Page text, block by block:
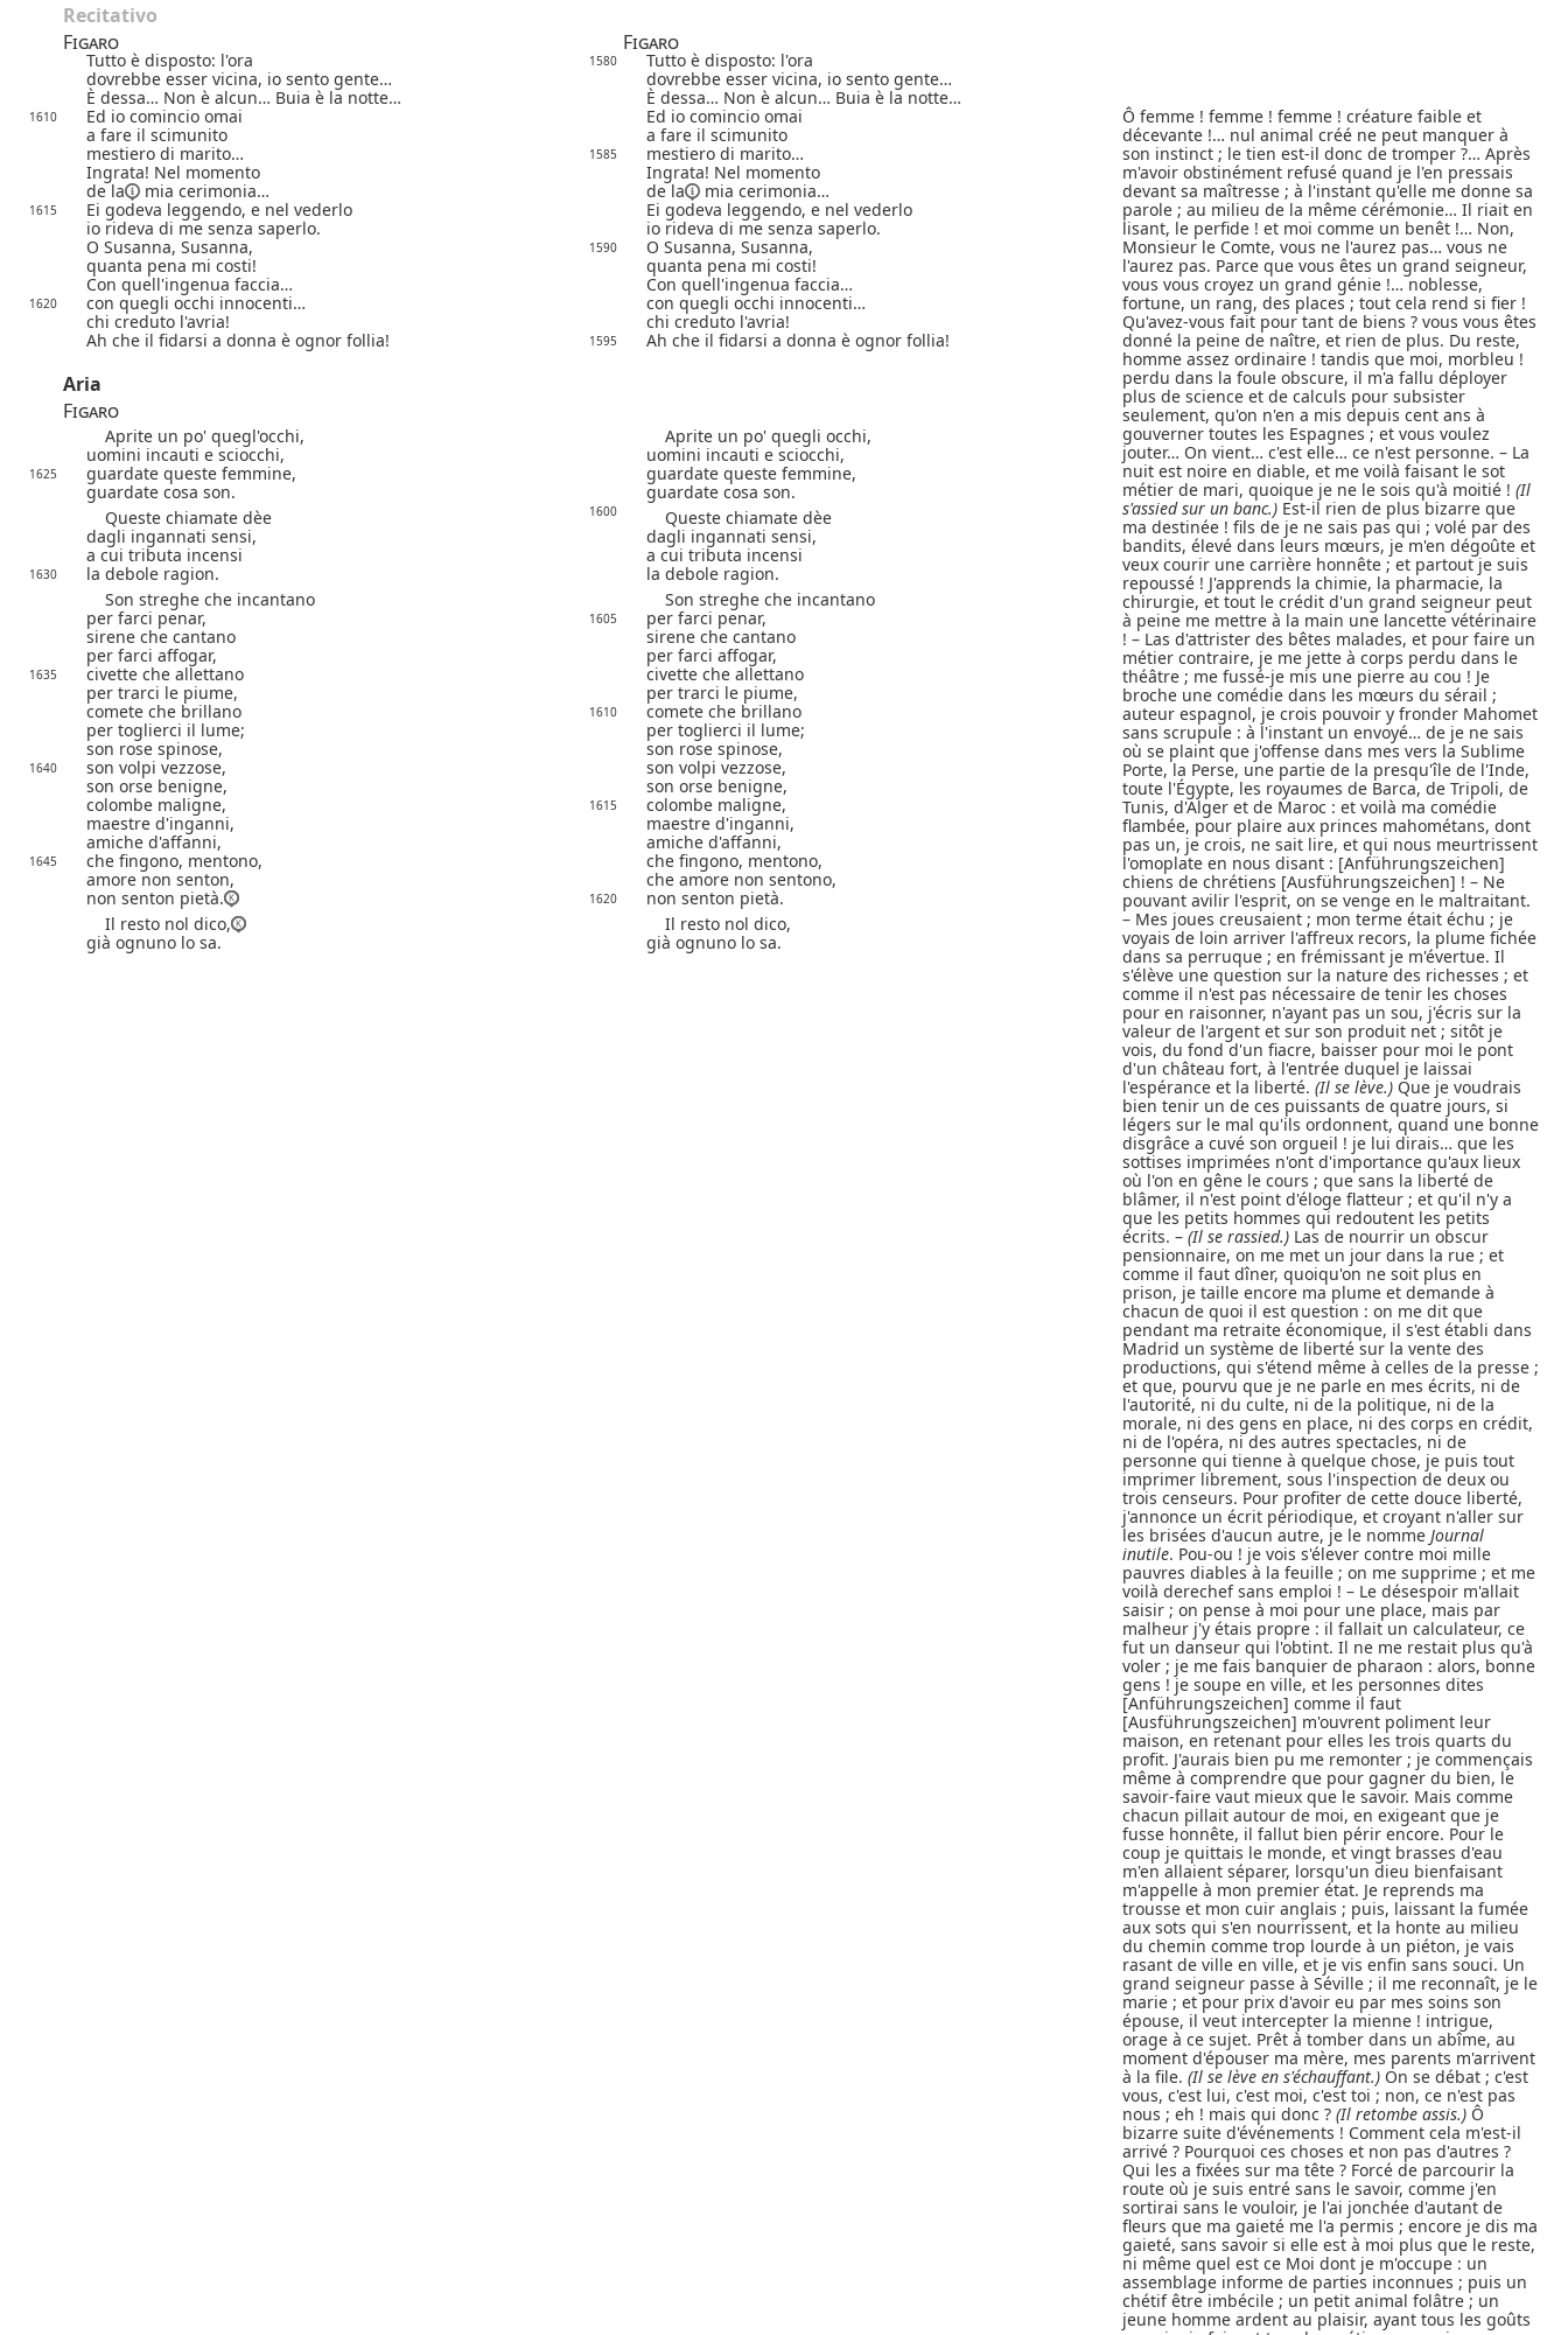
Recitativo
Figaro
Figaro
Tutto è disposto: l'ora 1580
Tutto è disposto: l'ora
dovrebbe esser vicina, io sento gente…
dovrebbe esser vicina, io sento gente…
È dessa… Non è alcun… Buia è la notte…
È dessa… Non è alcun… Buia è la notte…
1610 Ed io comincio omai Ed io comincio omai
Ô femme ! femme ! femme ! créature faible et
décevante !… nul animal créé ne peut manquer à
son instinct ; le tien est-il donc de tromper ?… Après
m'avoir obstinément refusé quand je l'en pressais
devant sa maîtresse ; à l'instant qu'elle me donne sa
parole ; au milieu de la même cérémonie… Il riait en
lisant, le perfide ! et moi comme un benêt !… Non,
Monsieur le Comte, vous ne l'aurez pas… vous ne
l'aurez pas. Parce que vous êtes un grand seigneur,
vous vous croyez un grand génie !… noblesse,
fortune, un rang, des places ; tout cela rend si fier !
Qu'avez-vous fait pour tant de biens ? vous vous êtes
donné la peine de naître, et rien de plus. Du reste,
homme assez ordinaire ! tandis que moi, morbleu !
perdu dans la foule obscure, il m'a fallu déployer
plus de science et de calculs pour subsister
seulement, qu'on n'en a mis depuis cent ans à
gouverner toutes les Espagnes ; et vous voulez
jouter… On vient… c'est elle… ce n'est personne. – La
nuit est noire en diable, et me voilà faisant le sot
métier de mari, quoique je ne le sois qu'à moitié ! (Il
s'assied sur un banc.) Est-il rien de plus bizarre que
ma destinée ! fils de je ne sais pas qui ; volé par des
bandits, élevé dans leurs mœurs, je m'en dégoûte et
veux courir une carrière honnête ; et partout je suis
repoussé ! J'apprends la chimie, la pharmacie, la
chirurgie, et tout le crédit d'un grand seigneur peut
à peine me mettre à la main une lancette vétérinaire
! – Las d'attrister des bêtes malades, et pour faire un
métier contraire, je me jette à corps perdu dans le
théâtre ; me fussé-je mis une pierre au cou ! Je
broche une comédie dans les mœurs du sérail ;
auteur espagnol, je crois pouvoir y fronder Mahomet
sans scrupule : à l'instant un envoyé… de je ne sais
où se plaint que j'offense dans mes vers la Sublime
Porte, la Perse, une partie de la presqu'île de l'Inde,
toute l'Égypte, les royaumes de Barca, de Tripoli, de
Tunis, d'Alger et de Maroc : et voilà ma comédie
flambée, pour plaire aux princes mahométans, dont
pas un, je crois, ne sait lire, et qui nous meurtrissent
l'omoplate en nous disant : [Anführungszeichen]
chiens de chrétiens [Ausführungszeichen] ! – Ne
pouvant avilir l'esprit, on se venge en le maltraitant.
– Mes joues creusaient ; mon terme était échu ; je
voyais de loin arriver l'affreux recors, la plume fichée
dans sa perruque ; en frémissant je m'évertue. Il
s'élève une question sur la nature des richesses ; et
comme il n'est pas nécessaire de tenir les choses
pour en raisonner, n'ayant pas un sou, j'écris sur la
valeur de l'argent et sur son produit net ; sitôt je
vois, du fond d'un fiacre, baisser pour moi le pont
d'un château fort, à l'entrée duquel je laissai
l'espérance et la liberté. (Il se lève.) Que je voudrais
bien tenir un de ces puissants de quatre jours, si
légers sur le mal qu'ils ordonnent, quand une bonne
disgrâce a cuvé son orgueil ! je lui dirais… que les
sottises imprimées n'ont d'importance qu'aux lieux
où l'on en gêne le cours ; que sans la liberté de
blâmer, il n'est point d'éloge flatteur ; et qu'il n'y a
que les petits hommes qui redoutent les petits
écrits. –(Il se rassied.) Las de nourrir un obscur
pensionnaire, on me met un jour dans la rue ; et
comme il faut dîner, quoiqu'on ne soit plus en
prison, je taille encore ma plume et demande à
chacun de quoi il est question : on me dit que
pendant ma retraite économique, il s'est établi dans
Madrid un système de liberté sur la vente des
productions, qui s'étend même à celles de la presse ;
et que, pourvu que je ne parle en mes écrits, ni de
l'autorité, ni du culte, ni de la politique, ni de la
morale, ni des gens en place, ni des corps en crédit,
ni de l'opéra, ni des autres spectacles, ni de
personne qui tienne à quelque chose, je puis tout
imprimer librement, sous l'inspection de deux ou
trois censeurs. Pour profiter de cette douce liberté,
j'annonce un écrit périodique, et croyant n'aller sur
les brisées d'aucun autre, je le nomme Journal
inutile. Pou-ou ! je vois s'élever contre moi mille
pauvres diables à la feuille ; on me supprime ; et me
voilà derechef sans emploi ! – Le désespoir m'allait
saisir ; on pense à moi pour une place, mais par
malheur j'y étais propre : il fallait un calculateur, ce
fut un danseur qui l'obtint. Il ne me restait plus qu'à
voler ; je me fais banquier de pharaon : alors, bonne
gens ! je soupe en ville, et les personnes dites
[Anführungszeichen] comme il faut
[Ausführungszeichen] m'ouvrent poliment leur
maison, en retenant pour elles les trois quarts du
profit. J'aurais bien pu me remonter ; je commençais
même à comprendre que pour gagner du bien, le
savoir-faire vaut mieux que le savoir. Mais comme
chacun pillait autour de moi, en exigeant que je
fusse honnête, il fallut bien périr encore. Pour le
coup je quittais le monde, et vingt brasses d'eau
m'en allaient séparer, lorsqu'un dieu bienfaisant
m'appelle à mon premier état. Je reprends ma
trousse et mon cuir anglais ; puis, laissant la fumée
aux sots qui s'en nourrissent, et la honte au milieu
du chemin comme trop lourde à un piéton, je vais
rasant de ville en ville, et je vis enfin sans souci. Un
grand seigneur passe à Séville ; il me reconnaît, je le
marie ; et pour prix d'avoir eu par mes soins son
épouse, il veut intercepter la mienne ! intrigue,
orage à ce sujet. Prêt à tomber dans un abîme, au
moment d'épouser ma mère, mes parents m'arrivent
à la file. (Il se lève en s'échauffant.) On se débat ; c'est
vous, c'est lui, c'est moi, c'est toi ; non, ce n'est pas
nous ; eh ! mais qui donc ? (Il retombe assis.) Ô
bizarre suite d'événements ! Comment cela m'est-il
arrivé ? Pourquoi ces choses et non pas d'autres ?
Qui les a fixées sur ma tête ? Forcé de parcourir la
route où je suis entré sans le savoir, comme j'en
sortirai sans le vouloir, je l'ai jonchée d'autant de
fleurs que ma gaieté me l'a permis ; encore je dis ma
gaieté, sans savoir si elle est à moi plus que le reste,
ni même quel est ce Moi dont je m'occupe : un
assemblage informe de parties inconnues ; puis un
chétif être imbécile ; un petit animal folâtre ; un
jeune homme ardent au plaisir, ayant tous les goûts
a fare il scimunito
a fare il scimunito
mestiero di marito…
1585
mestiero di marito…
Ingrata! Nel momento
Ingrata! Nel momento
de la
mia cerimonia… de la mia cerimonia…
1615 Ei godeva leggendo, e nel vederlo
Ei godeva leggendo, e nel vederlo
io rideva di me senza saperlo.
io rideva di me senza saperlo.
O Susanna, Susanna,
1590
O Susanna, Susanna,
quanta pena mi costi!
quanta pena mi costi!
Con quell'ingenua faccia…
Con quell'ingenua faccia…
1620 con quegli occhi innocenti…
con quegli occhi innocenti…
chi creduto l'avria!
chi creduto l'avria!
Ah che il fidarsi a donna è ognor follia!
1595 Ah che il fidarsi a donna è ognor follia!
Aria
Figaro
Aprite un po' quegl'occhi,
Aprite un po' quegli occhi,
uomini incauti e sciocchi,
uomini incauti e sciocchi,
1625 guardate queste femmine,
guardate queste femmine,
guardate cosa son.
guardate cosa son.
Queste chiamate dèe
1600
Queste chiamate dèe
dagli ingannati sensi,
dagli ingannati sensi,
a cui tributa incensi
a cui tributa incensi
1630 la debole ragion.
la debole ragion.
Son streghe che incantano
Son streghe che incantano
per farci penar,
1605
per farci penar,
sirene che cantano
sirene che cantano
per farci affogar,
per farci affogar,
1635 civette che allettano
civette che allettano
per trarci le piume,
per trarci le piume,
comete che brillano
1610
comete che brillano
per toglierci il lume;
per toglierci il lume;
son rose spinose,
son rose spinose,
1640 son volpi vezzose,
son volpi vezzose,
son orse benigne,
son orse benigne,
colombe maligne,
1615
colombe maligne,
maestre d'inganni,
maestre d'inganni,
amiche d'affanni,
amiche d'affanni,
1645 che fingono, mentono,
che fingono, mentono,
amore non senton,
che amore non sentono,
non senton pietà.
1620
non senton pietà.
Il resto nol dico,
Il resto nol dico,
già ognuno lo sa.
già ognuno lo sa.